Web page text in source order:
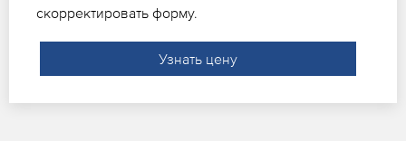
скорректировать форму.
Узнать цену